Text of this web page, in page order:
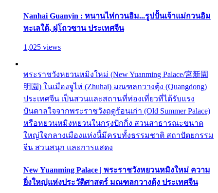
Nanhai Guanyin : หนานไห่กวนอิม...รูปปั้นเจ้าแม่กวนอิม
ทะเลใต้, ผู่โถวซาน ประเทศจีน
1,025 views
พระราชวังหยวนหมิงใหม่ (New Yuanming Palace/宮新園
明園) ในเมืองจูไห่ (Zhuhai) มณฑลกวางตุ้ง (Quangdong)
ประเทศจีน เป็นสวนและสถานที่ท่องเที่ยวที่ได้รับแรง
บันดาลใจจากพระราชวังฤดูร้อนเก่า (Old Summer Palace)
หรือหยวนหมิงหยวนในกรุงปักกิ่ง สวนสาธารณะขนาด
ใหญ่ใจกลางเมืองแห่งนี้มีครบทั้งธรรมชาติ สถาปัตยกรรม
จีน สวนสนุก และการแสดง
New Yuanming Palace | พระราชวังหยวนหมิงใหม่ ความ
ยิ่งใหญ่แห่งประวัติศาสตร์ มณฑลกวางตุ้ง ประเทศจีน